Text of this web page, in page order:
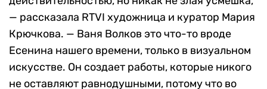
— рассказала RTVI художница и куратор Мария
Крючкова. — Ваня Волков это что-то вроде
Есенина нашего времени, только в визуальном
искусстве. Он создает работы, которые никого
не оставляют равнодушными, потому что во